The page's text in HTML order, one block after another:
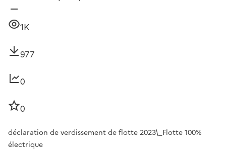
1K
977
0
0
déclaration de verdissement de flotte 2023\_Flotte 100%
électrique